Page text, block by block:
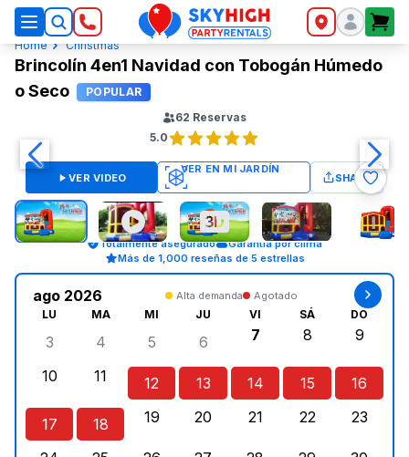
SkyHigh Logo
Home Christmas
Brincolín 4en1 Navidad con Tobogán Húmedo
o Seco
POPULAR
62 Reservas
5.0
VER VIDEO SHARE
Totalmente asegurado
Garantía por clima
Más de 1,000 reseñas de 5 estrellas
ago 2026 Alta demanda Agotado
LU MA MI JU VI SÁ DO
lunes, agosto 3, 2026
3
martes, agosto 4, 2026
4
miércoles, agosto 5, 2026
5
jueves, agosto 6, 2026
6
7
8
9
lunes, agosto 10, 2026
10
martes, agosto 11, 2026
11
miércoles, agosto 12, 2026
12
jueves, agosto 13, 2026
13
viernes, agosto 14,
14
sábado,
15 16
lunes, agosto 17, 2026
17
martes, agosto 18, 2026
18
19
20
21
22
23